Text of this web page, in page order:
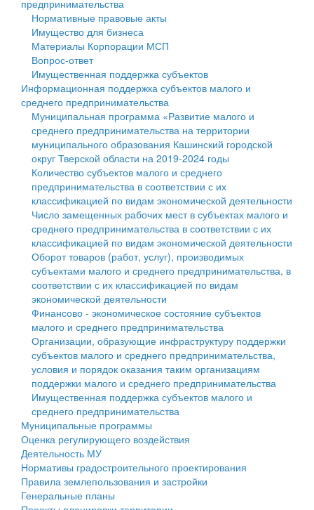
Государственные услуги
Промышленность и АПК
Экономика и бизнес
...
Символика
Устав
Гостям округа
Туризм
Культура
Образование
Здравоохранение
Социальная защита
Фотоальбом
муниципального округа Тверской области
Администрация Кашинского муниципального округа
Тверской области
Управление сельскими территориями
Открытые данные
Работа с обращениями граждан
Муниципальный контроль
Муниципальные услуги
Проекты административных регламентов
Антимонопольный комплаенс
Противодействие коррупции
Финансовое управление
Бюджет для граждан
Имущество
Выявление правообладателей ранее учтенных
объектов недвижимости
Имущественная поддержка субъектов малого и
среднего предпринимательства
Информационная поддержка субъектов малого и
среднего предпринимательства
Муниципальные программы
Контрольно-счетная палата
Персональные данные
Оценка регулирующего воздействия
Деятельность МУ
Нормативы градостроительного проектирования
Правила землепользования и застройки
Генеральные планы
Проекты планировки территории
предпринимательства
Нормативные правовые акты
Имущество для бизнеса
Материалы Корпорации МСП
Вопрос-ответ
Имущественная поддержка субъектов
Информационная поддержка субъектов малого и
среднего предпринимательства
Муниципальная программа «Развитие малого и
среднего предпринимательства на территории
муниципального образования Кашинский городской
округ Тверской области на 2019-2024 годы
Количество субъектов малого и среднего
предпринимательства в соответствии с их
классификацией по видам экономической деятельности
Число замещенных рабочих мест в субъектах малого и
среднего предпринимательства в соответствии с их
классификацией по видам экономической деятельности
Оборот товаров (работ, услуг), производимых
субъектами малого и среднего предпринимательства, в
соответствии с их классификацией по видам
экономической деятельности
Финансово - экономическое состояние субъектов
малого и среднего предпринимательства
Организации, образующие инфраструктуру поддержки
субъектов малого и среднего предпринимательства,
условия и порядок оказания таким организациям
поддержки малого и среднего предпринимательства
Имущественная поддержка субъектов малого и
среднего предпринимательства
Муниципальные программы
Оценка регулирующего воздействия
Деятельность МУ
Нормативы градостроительного проектирования
Правила землепользования и застройки
Генеральные планы